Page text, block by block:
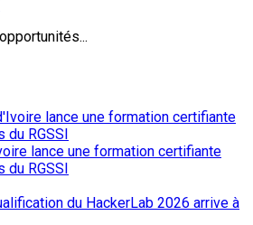
lance une formation certifiante
du RGSSI